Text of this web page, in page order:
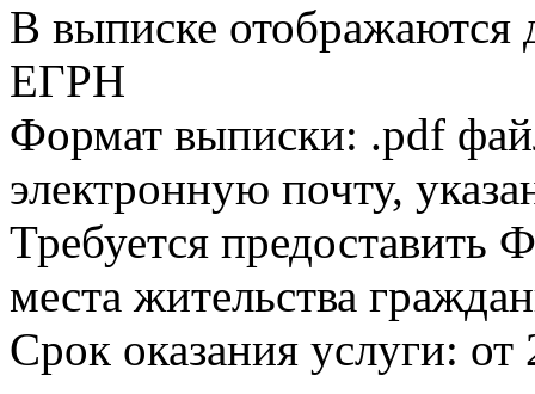
В выписке
ЕГРН
Формат выписки: .pdf
электронную почту,
Требуется
места жительства
Срок оказания услуги: от